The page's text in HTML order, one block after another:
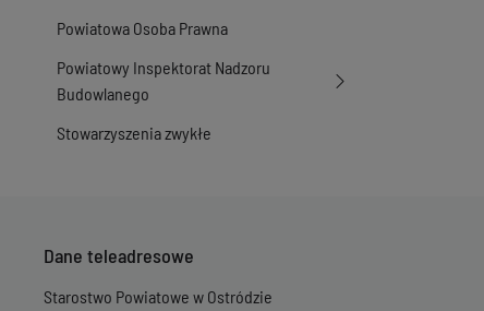
Powiatowa Osoba Prawna
Powiatowy Inspektorat Nadzoru
Budowlanego
Stowarzyszenia zwykłe
Dane teleadresowe
Starostwo Powiatowe w Ostródzie